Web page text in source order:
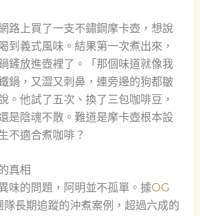
路上買了一支不鏽鋼摩卡壺，想說
到義式風味。結果第一次煮出來，
鏟放進壺裡了。「那個味道就像我
鍋，又澀又刺鼻，連旁邊的狗都皺
。他試了五次、換了三包咖啡豆，
是陰魂不散。難道是摩卡壺根本設
不適合煮咖啡？
真相
味的問題，阿明並不孤單。據OG
隊長期追蹤的沖煮案例，超過六成的